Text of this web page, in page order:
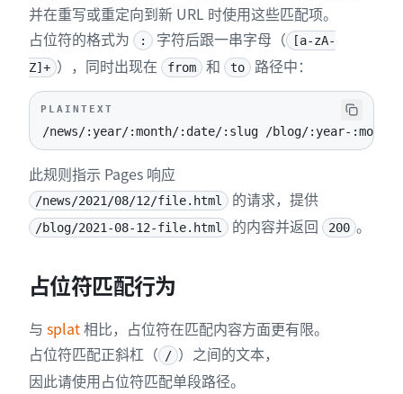
并在重写或重定向到新 URL 时使用这些匹配项。
占位符的格式为
: 字符后跟一串字母（
[a-zA-
Z]+ ），同时出现在 from 和 to 路径中：
PLAINTEXT
/news/:year/:month/:date/:slug /blog/:year-
此规则指示 Pages 响应
/news/2021/08/12/file.html 的请求，提供
/blog/2021-08-12-file.html 的内容并返回 200 。
占位符匹配行为
与 splat相比，占位符在匹配内容方面更有限。
占位符匹配正斜杠（
/ ）之间的文本，
因此请使用占位符匹配单段路径。